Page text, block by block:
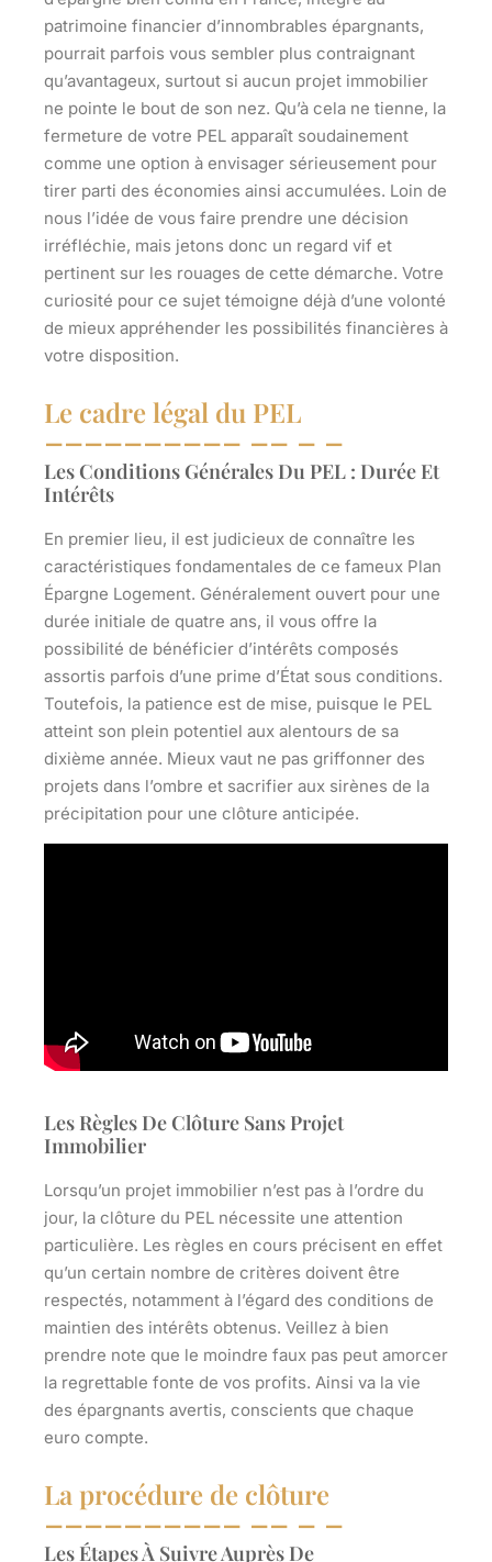
patrimoine financier d’innombrables épargnants,
pourrait parfois vous sembler plus contraignant
qu’avantageux, surtout si aucun projet immobilier
ne pointe le bout de son nez. Qu’à cela ne tienne, la
fermeture de votre PEL apparaît soudainement
comme une option à envisager sérieusement pour
tirer parti des économies ainsi accumulées. Loin de
nous l’idée de vous faire prendre une décision
irréfléchie, mais jetons donc un regard vif et
pertinent sur les rouages de cette démarche. Votre
curiosité pour ce sujet témoigne déjà d’une volonté
de mieux appréhender les possibilités financières à
votre disposition.
Le cadre légal du PEL
Les Conditions Générales Du PEL : Durée Et
Intérêts
En premier lieu, il est judicieux de connaître les
caractéristiques fondamentales de ce fameux Plan
Épargne Logement. Généralement ouvert pour une
durée initiale de quatre ans, il vous offre la
possibilité de bénéficier d’intérêts composés
assortis parfois d’une prime d’État sous conditions.
Toutefois, la patience est de mise, puisque le PEL
atteint son plein potentiel aux alentours de sa
dixième année. Mieux vaut ne pas griffonner des
projets dans l’ombre et sacrifier aux sirènes de la
précipitation pour une clôture anticipée.
Les Règles De Clôture Sans Projet
Immobilier
Lorsqu’un projet immobilier n’est pas à l’ordre du
jour, la clôture du PEL nécessite une attention
particulière. Les règles en cours précisent en effet
qu’un certain nombre de critères doivent être
respectés, notamment à l’égard des conditions de
maintien des intérêts obtenus. Veillez à bien
prendre note que le moindre faux pas peut amorcer
la regrettable fonte de vos profits. Ainsi va la vie
des épargnants avertis, conscients que chaque
euro compte.
La procédure de clôture
Les Étapes À Suivre Auprès De